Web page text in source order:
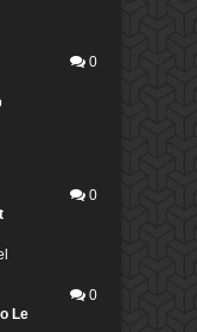
0
0
Le
0